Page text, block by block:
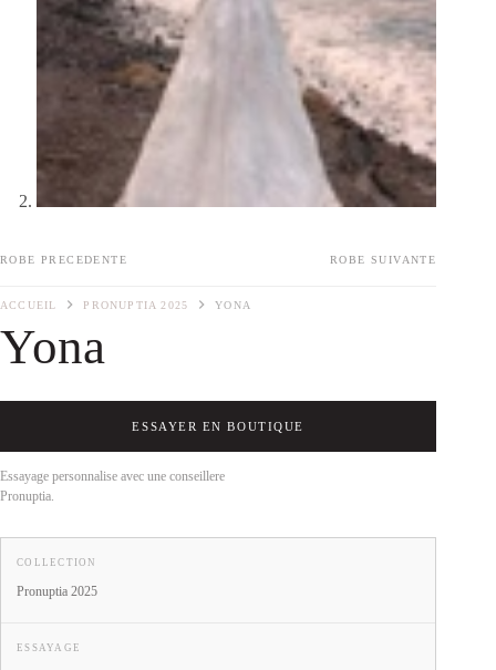
ROBE PRECEDENTE ROBE SUIVANTE
ACCUEIL PRONUPTIA 2025 YONA
Yona
ESSAYER EN BOUTIQUE
Essayage personnalise avec une conseillere
Pronuptia.
COLLECTION
Pronuptia 2025
ESSAYAGE